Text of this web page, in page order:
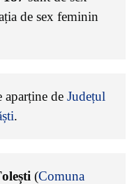
de sex feminin
aparține de Județul
.
(Comuna